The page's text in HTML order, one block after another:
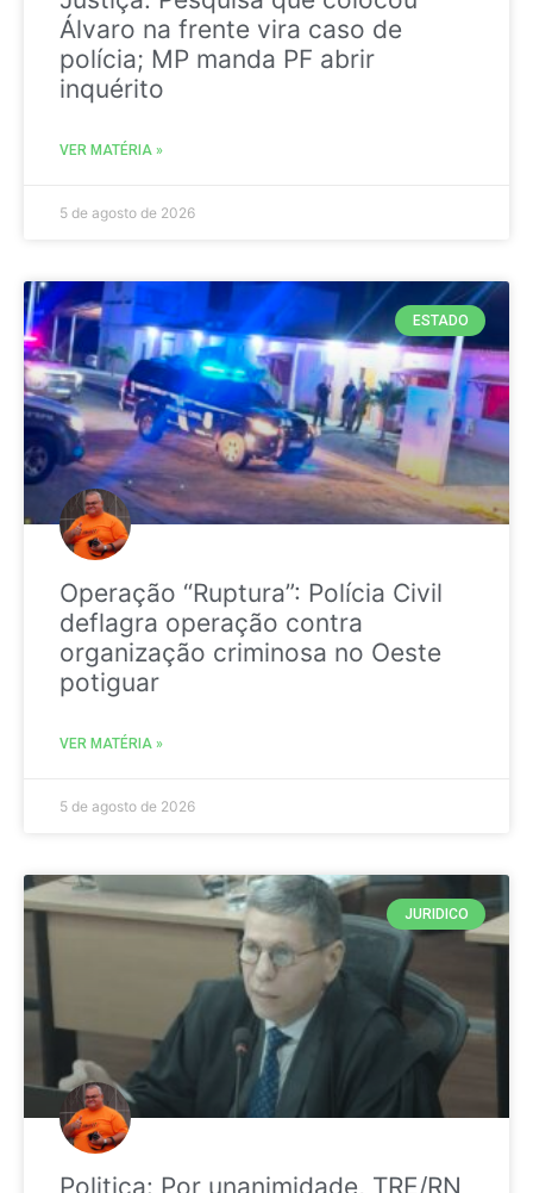
Álvaro na frente vira caso de
polícia; MP manda PF abrir
inquérito
VER MATÉRIA »
5 de agosto de 2026
ESTADO
Operação “Ruptura”: Polícia Civil
deflagra operação contra
organização criminosa no Oeste
potiguar
VER MATÉRIA »
5 de agosto de 2026
JURIDICO
Politica: Por unanimidade, TRE/RN